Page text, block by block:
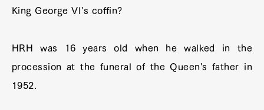
King George VI's coffin?⁠
HRH was 16 years old when he walked in the
procession at the funeral of the Queen's father in
1952. ⁠